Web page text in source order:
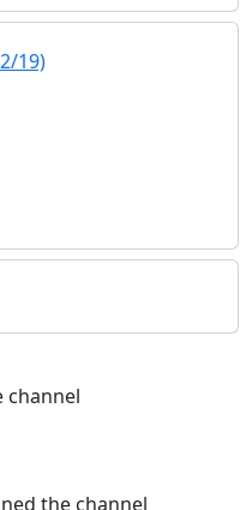
19)
channel
the channel